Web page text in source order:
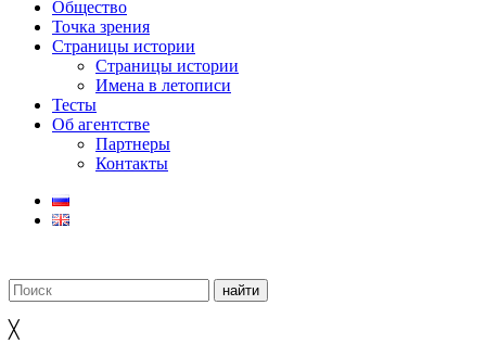
Общество
Точка зрения
Страницы истории
Страницы истории
Имена в летописи
Тесты
Об агентстве
Партнеры
Контакты
╳